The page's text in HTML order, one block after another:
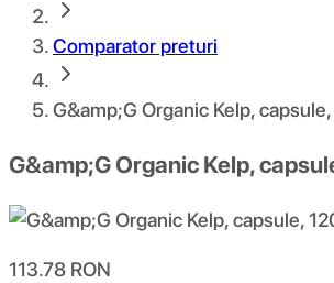
Comparator preturi
G&amp;G Organic Kelp,
G&amp;G Organic Kelp,
113.78 RON